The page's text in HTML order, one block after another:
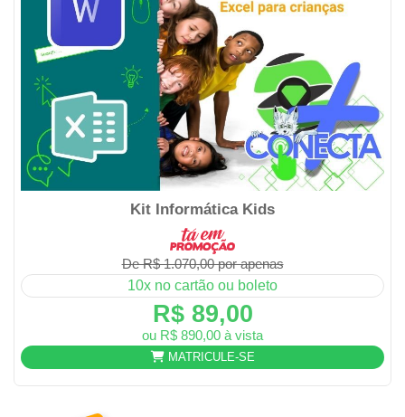
Kit Informática Kids
De R$ 1.070,00 por apenas
10x no cartão ou boleto
R$ 89,00
ou R$ 890,00 à vista
MATRICULE-SE